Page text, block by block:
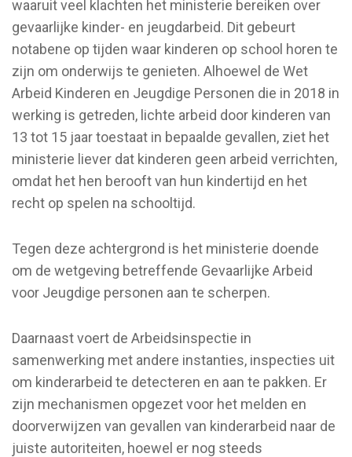
waaruit veel klachten het ministerie bereiken over
gevaarlijke kinder- en jeugdarbeid. Dit gebeurt
notabene op tijden waar kinderen op school horen te
zijn om onderwijs te genieten. Alhoewel de Wet
Arbeid Kinderen en Jeugdige Personen die in 2018 in
werking is getreden, lichte arbeid door kinderen van
13 tot 15 jaar toestaat in bepaalde gevallen, ziet het
ministerie liever dat kinderen geen arbeid verrichten,
omdat het hen berooft van hun kindertijd en het
recht op spelen na schooltijd.
Tegen deze achtergrond is het ministerie doende
om de wetgeving betreffende Gevaarlijke Arbeid
voor Jeugdige personen aan te scherpen.
Daarnaast voert de Arbeidsinspectie in
samenwerking met andere instanties, inspecties uit
om kinderarbeid te detecteren en aan te pakken. Er
zijn mechanismen opgezet voor het melden en
doorverwijzen van gevallen van kinderarbeid naar de
juiste autoriteiten, hoewel er nog steeds